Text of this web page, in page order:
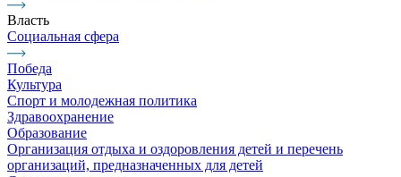
Власть
Социальная сфера
Победа
Культура
Спорт и молодежная политика
Здравоохранение
Образование
Организация отдыха и оздоровления детей и перечень
организаций, предназначенных для детей